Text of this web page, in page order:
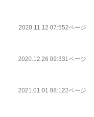
2020.11.12 07:552ページ
2020.12.26 09:331ページ
2021.01.01 08:122ページ